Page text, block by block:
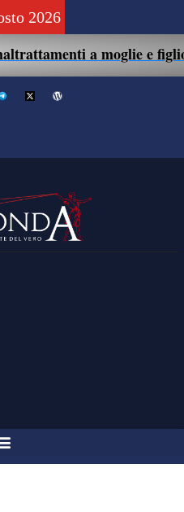
2026
a moglie e figlio: